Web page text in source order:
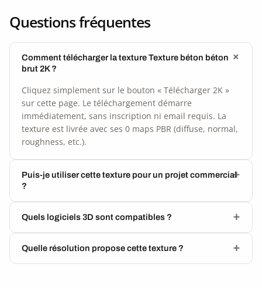
Questions fréquentes
Comment télécharger la texture Texture béton béton
brut 2K ?
Cliquez simplement sur le bouton « Télécharger 2K »
sur cette page. Le téléchargement démarre
immédiatement, sans inscription ni email requis. La
texture est livrée avec ses 0 maps PBR (diffuse, normal,
roughness, etc.).
Puis-je utiliser cette texture pour un projet commercial
?
Quels logiciels 3D sont compatibles ?
Quelle résolution propose cette texture ?